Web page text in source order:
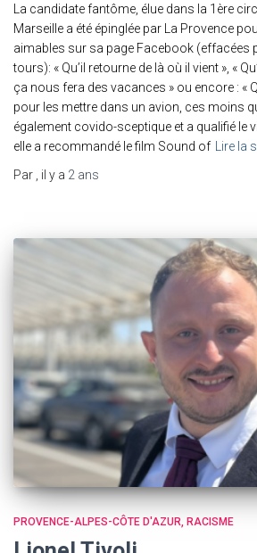
La candidate fantôme, élue dans la 1ère
Marseille a été épinglée par La Provence
aimables sur sa page Facebook (effacées
tours): « Qu’il retourne de là où il vient », «
ça nous fera des vacances » ou encore : «
pour les mettre dans un avion, ces moins
également covido-sceptique et a qualifié le
elle a recommandé le film Sound of Lire la
Par , il y a 2 ans
PROVENCE-ALPES-CÔTE D'AZUR RACISME